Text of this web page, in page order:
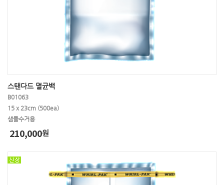
스탠다드 멸균백
B01063
15 x 23cm (500ea)
샘플수거용
210,000원